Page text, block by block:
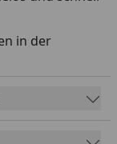
in der